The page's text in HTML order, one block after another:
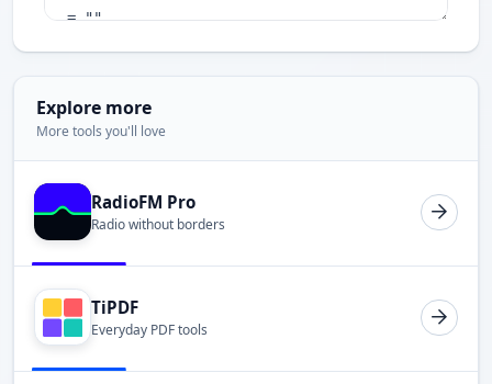
Explore more
More tools you'll love
RadioFM Pro
Radio without borders
TiPDF
Everyday PDF tools